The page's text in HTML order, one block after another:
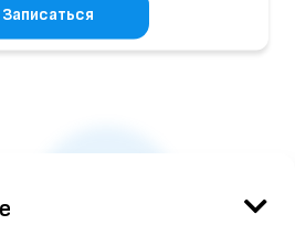
Записаться